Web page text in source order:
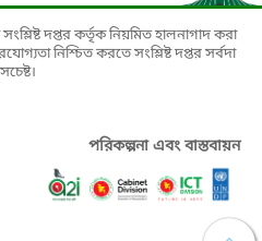
হটলাইন
দপ্তর কর্তৃক নিয়মিত হালনাগাদ করা
নিশ্চিত করতে সংশ্লিষ্ট দপ্তর সর্বদা
সচেষ্ট।
পরিকল্পনা এবং বাস্তবায়ন